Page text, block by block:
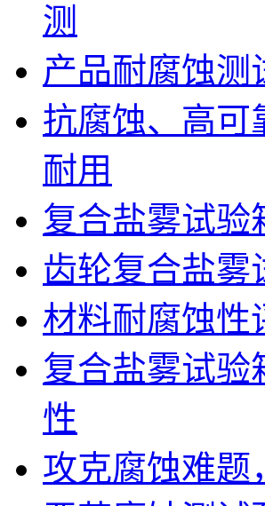
测
产品耐腐蚀测
抗腐蚀、高可
耐用
复合盐雾试验
齿轮复合盐雾
材料耐腐蚀性
复合盐雾试验
性
攻克腐蚀难题